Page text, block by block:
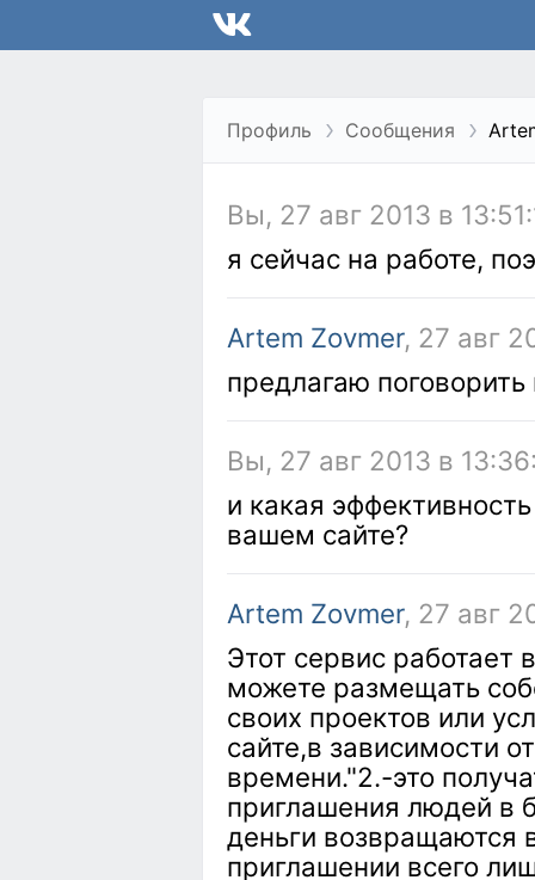
Профиль Сообщения
Вы, 27 авг 2013 в
я сейчас на работе,
Artem Zovmer, 27 авг
предлагаю поговорить
Вы, 27 авг 2013 в
и какая
вашем сайте?
Artem Zovmer, 27 авг
Этот сервис работает
можете размещать
своих проектов или
сайте,в зависимости
времени."2.-это
приглашения людей в
деньги возвращаются
приглашении всего